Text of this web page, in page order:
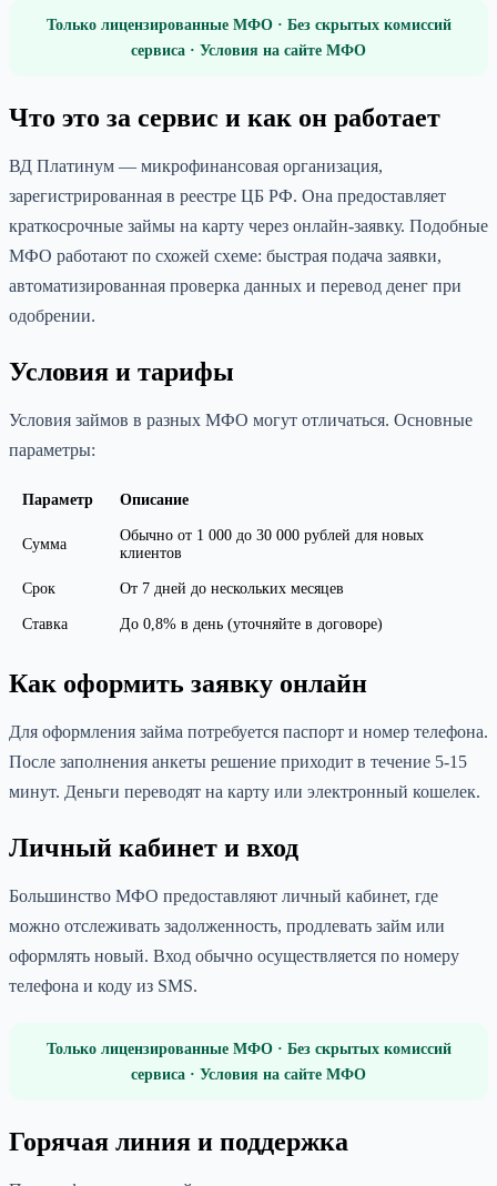
Только лицензированные МФО · Без скрытых комиссий
сервиса · Условия на сайте МФО
Что это за сервис и как он работает
ВД Платинум — микрофинансовая организация,
зарегистрированная в реестре ЦБ РФ. Она предоставляет
краткосрочные займы на карту через онлайн-заявку. Подобные
МФО работают по схожей схеме: быстрая подача заявки,
автоматизированная проверка данных и перевод денег при
одобрении.
Условия и тарифы
Условия займов в разных МФО могут отличаться. Основные
параметры:
Параметр Описание
Сумма
Обычно от 1 000 до 30 000 рублей для новых
клиентов
Срок От 7 дней до нескольких месяцев
Ставка До 0,8% в день (уточняйте в договоре)
Как оформить заявку онлайн
Для оформления займа потребуется паспорт и номер телефона.
После заполнения анкеты решение приходит в течение 5-15
минут. Деньги переводят на карту или электронный кошелек.
Личный кабинет и вход
Большинство МФО предоставляют личный кабинет, где
можно отслеживать задолженность, продлевать займ или
оформлять новый. Вход обычно осуществляется по номеру
телефона и коду из SMS.
Только лицензированные МФО · Без скрытых комиссий
сервиса · Условия на сайте МФО
Горячая линия и поддержка